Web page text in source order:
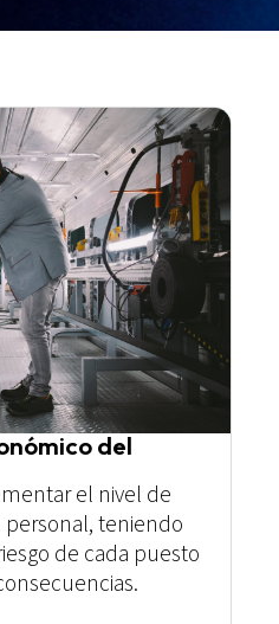
del
el nivel de
teniendo
de cada puesto